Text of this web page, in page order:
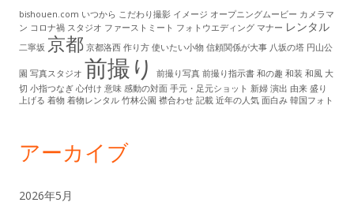
ツ
bishouen.com いつから こだわり撮影 イメージ オープニングムービー カメラマ
ン コロナ禍 スタジオ ファーストミート フォトウエディング マナー レンタル
二寧坂 京都 京都洛西 作り方 使いたい小物 信頼関係が大事 八坂の塔 円山公
園 写真スタジオ 前撮り 前撮り写真 前撮り指示書 和の趣 和装 和風 大
切 小指つなぎ 心付け 意味 感動の対面 手元・足元ショット 新婦 演出 由来 盛り
上げる 着物 着物レンタル 竹林公園 襟合わせ 記載 近年の人気 面白み 韓国フォト
アーカイブ
2026年5月